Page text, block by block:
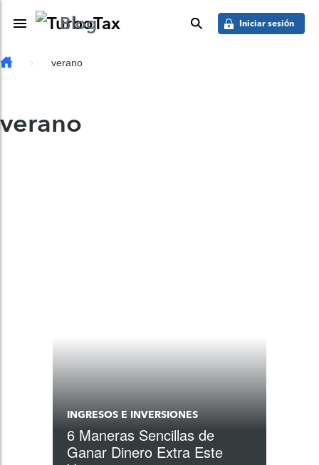
Skip to main content
Toggle Navigation
Blog buscar Iniciar sesión
verano
verano
INGRESOS E INVERSIONES
6 Maneras Sencillas de
Ganar Dinero Extra Este